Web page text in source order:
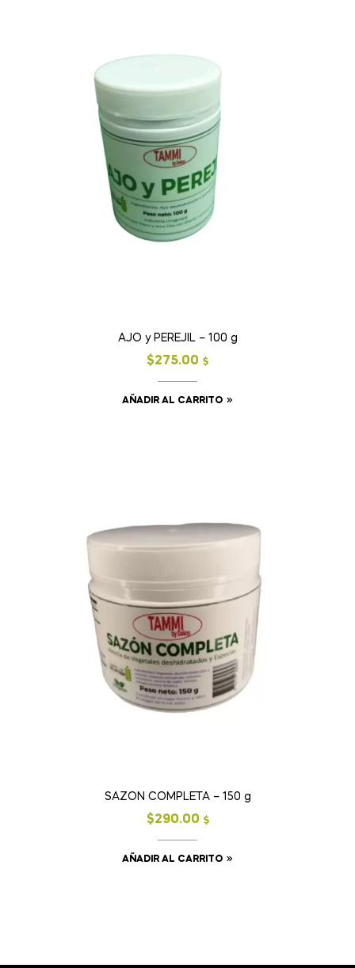
AJO y PEREJIL – 100 g
$275.00 $
AÑADIR AL CARRITO
SAZON COMPLETA – 150 g
$290.00 $
AÑADIR AL CARRITO